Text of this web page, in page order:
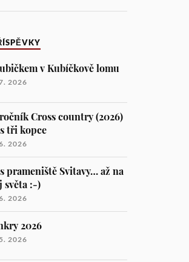
v Kubíčkově lomu
2026
Cross country (2026)
tři kopce
2026
prameniště Svitavy… až na
světa :-)
2026
2026
2026